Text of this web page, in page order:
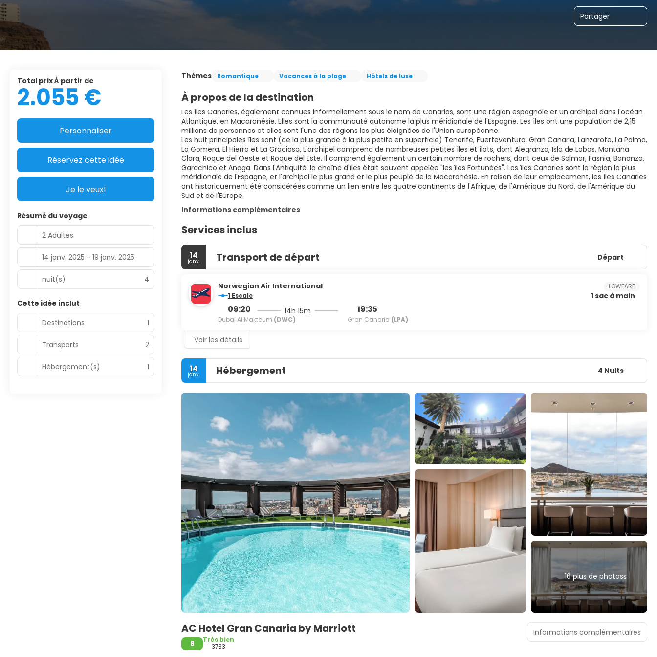
Partager
Thèmes Romantique Vacances à la plage Hôtels de luxe
À propos de la destination
Les îles Canaries, également connues informellement sous le nom de Canarias, sont une région espagnole et un archipel dans l'océan
Atlantique, en Macaronésie. Elles sont la communauté autonome la plus méridionale de l'Espagne. Les îles ont une population de 2,15
millions de personnes et elles sont l'une des régions les plus éloignées de l'Union européenne.
Les huit principales îles sont (de la plus grande à la plus petite en superficie) Tenerife, Fuerteventura, Gran Canaria, Lanzarote, La Palma,
La Gomera, El Hierro et La Graciosa. L'archipel comprend de nombreuses petites îles et îlots, dont Alegranza, Isla de Lobos, Montaña
Clara, Roque del Oeste et Roque del Este. Il comprend également un certain nombre de rochers, dont ceux de Salmor, Fasnia, Bonanza,
Garachico et Anaga. Dans l'Antiquité, la chaîne d'îles était souvent appelée "les îles Fortunées". Les îles Canaries sont la région la plus
méridionale de l'Espagne, et l'archipel le plus grand et le plus peuplé de la Macaronésie. En raison de leur emplacement, les îles Canaries
ont historiquement été considérées comme un lien entre les quatre continents de l'Afrique, de l'Amérique du Nord, de l'Amérique du
Sud et de l'Europe.
Informations complémentaires
Services inclus
14
janv. Transport de départ Départ
Norwegian Air International
1 Escale
09:20
Dubai Al Maktoum (DWC)
14h 15m 19:35
Gran Canaria (LPA)
LOWFARE
1 sac à main
Voir les détails
14
janv. Hébergement 4 Nuits
16 plus de photoss
AC Hotel Gran Canaria by Marriott
8
Très bien
3733
Informations complémentaires
Total prix À partir de
2.055 €
Personnaliser
Réservez cette idée
Je le veux!
Résumé du voyage
2 Adultes
14 janv. 2025 - 19 janv. 2025
nuit(s) 4
Cette idée inclut
Destinations
1
Transports 2
Hébergement(s) 1